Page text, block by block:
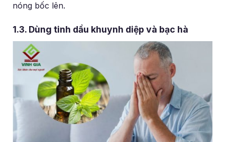
nóng bốc lên.
1.3. Dùng tinh dầu khuynh diệp và bạc hà